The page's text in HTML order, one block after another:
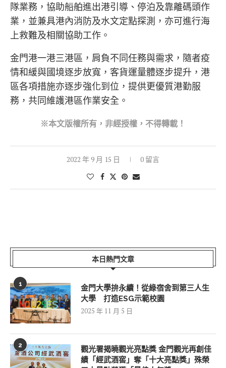
隊業務，協助船舶進出港引導、停泊及靠離碼頭作
業，並兼具港內消防及水文定點探測，亦可進行海
上救難及相關協助工作。
金門港一港三港區，肩負不同任務與需求，隨者疫
情和緩與國境逐步放寬，客貨運量體逐步提升，港
區各項措施亦逐步強化到位，提供更優質港勤服
務，共同維護港區作業安全。
※本文版權所有，非經授權，不得轉載！
2022 年 9 月 15 日 0 留言
本日熱門文章
1
金門大學拚永續！從綠宿舍到第三人生
大學 打造ESG示範校園
2025 年 11 月 5 日
2
觀光署揭曉觀光亮點獎 金門觀光再創佳
績「經武酒窖」奪「十大亮點獎」殊榮